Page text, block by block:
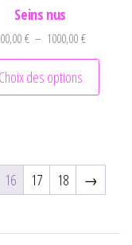
à 1000,00 €
variations. Les
Seins nus
€ – 1000,00€Plage de
Choix des options
Ce
16 17 18 →